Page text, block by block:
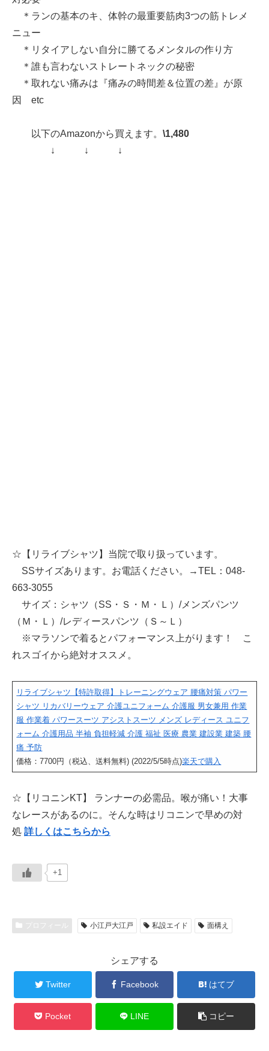
＊ランの基本のキ、体幹の最重要筋肉3つの筋トレメ
ニュー
＊リタイアしない自分に勝てるメンタルの作り方
＊誰も言わないストレートネックの秘密
＊取れない痛みは『痛みの時間差＆位置の差』が原
因 etc
以下のAmazonから買えます。 \1,480
↓ ↓ ↓
☆【リライブシャツ】当院で取り扱っています。
SSサイズあります。お電話ください。→TEL：048‐
663-3055
サイズ：シャツ（SS・Ｓ・Ｍ・Ｌ）/メンズパンツ
（Ｍ・Ｌ）/レディースパンツ（Ｓ～Ｌ）
※マラソンで着るとパフォーマンス上がります！ こ
れスゴイから絶対オススメ。
リライブシャツ【特許取得】トレーニングウェア 腰痛対策 パワー
シャツ リカバリーウェア 介護ユニフォーム 介護服 男女兼用 作業
服 作業着 パワースーツ アシストスーツ メンズ レディース ユニフ
ォーム 介護用品 半袖 負担軽減 介護 福祉 医療 農業 建設業 建築 腰
痛 予防
価格：7700円（税込、送料無料) (2022/5/5時点)楽天で購入
☆【リコニンKT】 ランナーの必需品。喉が痛い！大事
なレースがあるのに。そんな時はリコニンで早めの対
処 詳しくはこちらから
+1
プロフィール 小江戸大江戸 私設エイド 面構え
シェアする
Twitter Facebook はてブ
Pocket LINE コピー